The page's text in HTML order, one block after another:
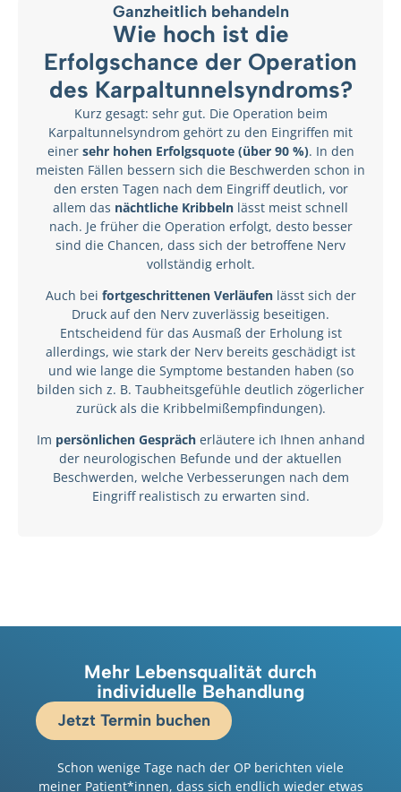
Ganzheitlich behandeln
Wie hoch ist die
Erfolgschance der Operation
des Karpaltunnelsyndroms?
Kurz gesagt: sehr gut. Die Operation beim
Karpaltunnelsyndrom gehört zu den Eingriffen mit
einersehr hohen Erfolgsquote (über 90 %). In den
meisten Fällen bessern sich die Beschwerden schon in
den ersten Tagen nach dem Eingriff deutlich, vor
allem das nächtliche Kribbeln lässt meist schnell
nach. Je früher die Operation erfolgt, desto besser
sind die Chancen, dass sich der betroffene Nerv
vollständig erholt.
Auch bei fortgeschrittenen Verläufenlässt sich der
Druck auf den Nerv zuverlässig beseitigen.
Entscheidend für das Ausmaß der Erholung ist
allerdings, wie stark der Nerv bereits geschädigt ist
und wie lange die Symptome bestanden haben (so
bilden sich z. B. Taubheitsgefühle deutlich zögerlicher
zurück als die Kribbelmißempfindungen).
Im persönlichen Gesprächerläutere ich Ihnen anhand
der neurologischen Befunde und der aktuellen
Beschwerden, welche Verbesserungen nach dem
Eingriff realistisch zu erwarten sind.
Mehr Lebensqualität durch
individuelle Behandlung
Jetzt Termin buchen
Schon wenige Tage nach der OP berichten viele
meiner Patient*innen, dass sich endlich wieder etwas